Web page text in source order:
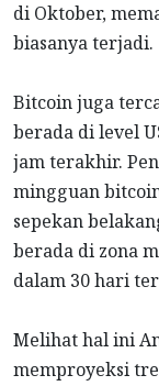
di Oktober,
biasanya terjadi.
Bitcoin juga
berada di level
jam terakhir.
mingguan
sepekan
berada di zona
dalam 30 hari
Melihat hal ini
memproyeksi